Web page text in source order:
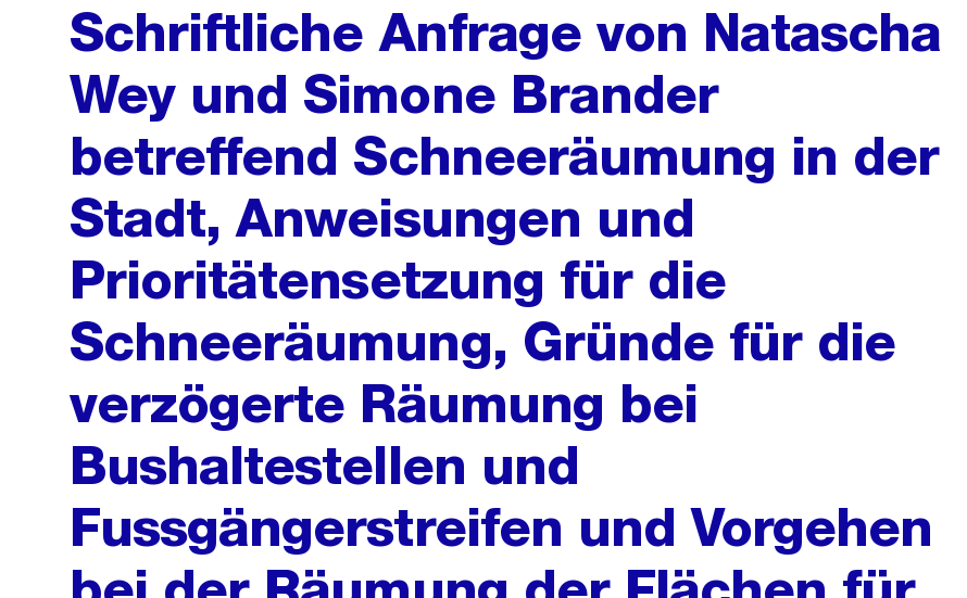
Schriftliche Anfrage von Natascha
Wey und Simone Brander
betreffend Schneeräumung in der
Stadt, Anweisungen und
Prioritätensetzung für die
Schneeräumung, Gründe für die
verzögerte Räumung bei
Bushaltestellen und
Fussgängerstreifen und Vorgehen